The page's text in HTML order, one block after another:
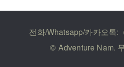
전화/Whatsapp/카카오톡:
© Adventure Nam.